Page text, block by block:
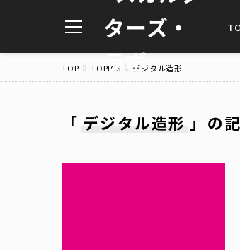
toggle
navigation
TOP TOPICS デジタル造形
「 デジタル造形 」 の